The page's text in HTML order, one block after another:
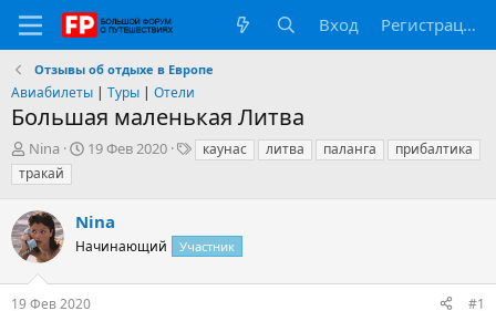
Вход Регистрация
Отзывы об отдыхе в Европе
Авиабилеты | Туры | Отели
Большая маленькая Литва
А
в
т
о
р
т
е
м
ы
Nina
Д
н
а
а
л
19 Фев 2020
Ткаунас литва паланга
прибалтика
тракай
Nina
Начинающий Участник
19 Фев 2020 #1